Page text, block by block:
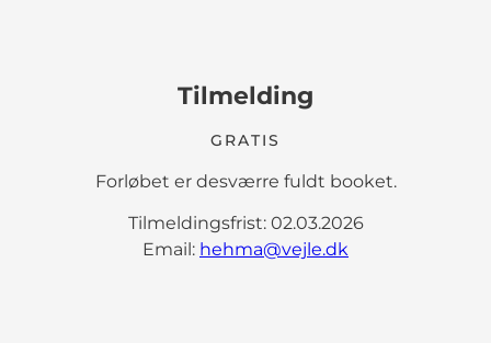
Tilmelding
GRATIS
Forløbet er desværre fuldt booket.
Tilmeldingsfrist: 02.03.2026
Email: hehma@vejle.dk